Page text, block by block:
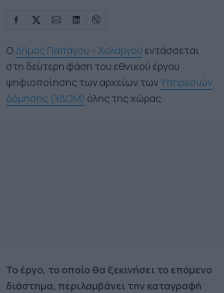
ΟΔήμος Παπάγου – Χολαργού εντάσσεται
στη δεύτερη φάση του εθνικού έργου
ψηφιοποίησης των αρχείων τωνΥπηρεσιών
Δόμησης (ΥΔΟΜ) όλης της χώρας.
Το έργο, το οποίο θα ξεκινήσει το επόμενο
διάστημα, περιλαμβάνει την καταγραφή